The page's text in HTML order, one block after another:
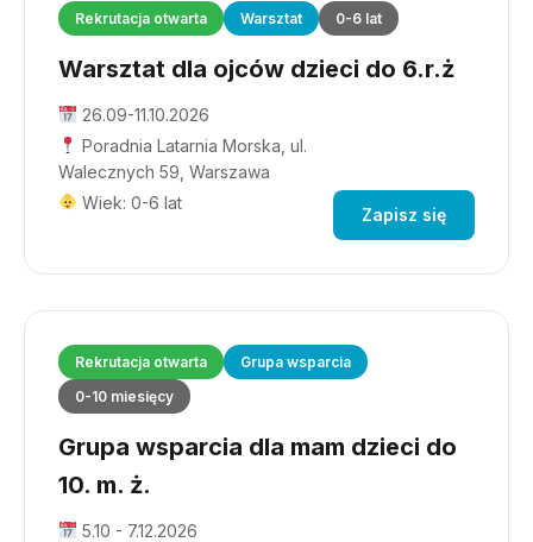
Rekrutacja otwarta Warsztat 0-6 lat
Warsztat dla ojców dzieci do 6.r.ż
26.09-11.10.2026
Poradnia Latarnia Morska, ul.
Walecznych 59, Warszawa
Wiek: 0-6 lat
Zapisz się
Rekrutacja otwarta
Grupa wsparcia
0-10 miesięcy
Grupa wsparcia dla mam dzieci do
10. m. ż.
5.10 - 7.12.2026